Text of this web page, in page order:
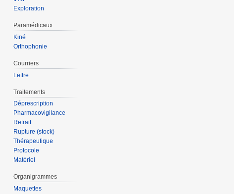
Exploration
Paramédicaux
Kiné
Orthophonie
Courriers
Lettre
Traitements
Déprescription
Pharmacovigilance
Retrait
Rupture (stock)
Thérapeutique
Protocole
Matériel
Organigrammes
Maquettes